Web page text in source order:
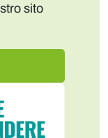
sito